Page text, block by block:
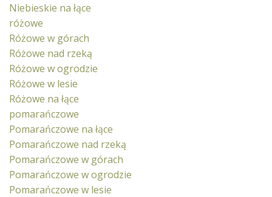
Niebieskie na łące
różowe
Różowe w górach
Różowe nad rzeką
Różowe w ogrodzie
Różowe w lesie
Różowe na łące
pomarańczowe
Pomarańczowe na łące
Pomarańczowe nad rzeką
Pomarańczowe w górach
Pomarańczowe w ogrodzie
Pomarańczowe w lesie